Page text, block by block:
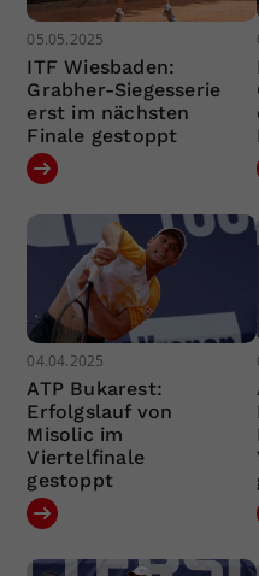
05.05.2025
ITF Wiesbaden:
Grabher-Siegesserie
erst im nächsten
Finale gestoppt
04.04.2025
ATP Bukarest:
Erfolgslauf von
Misolic im
Viertelfinale
gestoppt